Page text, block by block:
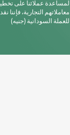
لمساعدة عملائنا على
معاملاتهم التجارية، فإننا
للعملة السودانية (جنيه)